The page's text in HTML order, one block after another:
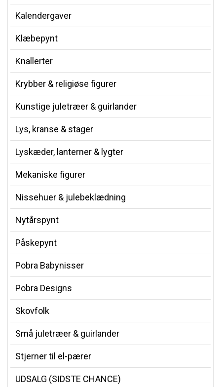
Kalendergaver
Klæbepynt
Knallerter
Krybber & religiøse figurer
Kunstige juletræer & guirlander
Lys, kranse & stager
Lyskæder, lanterner & lygter
Mekaniske figurer
Nissehuer & julebeklædning
Nytårspynt
Påskepynt
Pobra Babynisser
Pobra Designs
Skovfolk
Små juletræer & guirlander
Stjerner til el-pærer
UDSALG (SIDSTE CHANCE)